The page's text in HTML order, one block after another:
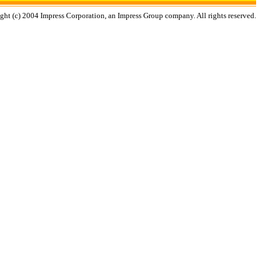
(c) 2004 Impress Corporation, an Impress Group company. All rights reserved.